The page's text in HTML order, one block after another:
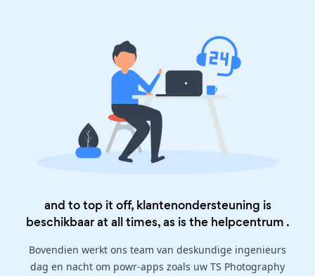
and to top it off, klantenondersteuning is
beschikbaar at all times, as is the helpcentrum .
Bovendien werkt ons team van deskundige ingenieurs
dag en nacht om powr-apps zoals uw TS Photography